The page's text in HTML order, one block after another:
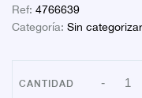
Ref: 4766639
Categoría: Sin categorizar
-